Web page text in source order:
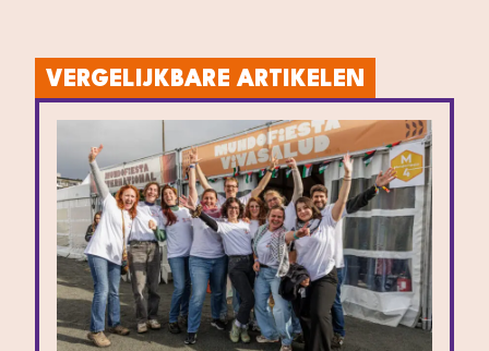
VERGELIJKBARE ARTIKELEN